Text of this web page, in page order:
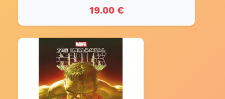
19.00 €